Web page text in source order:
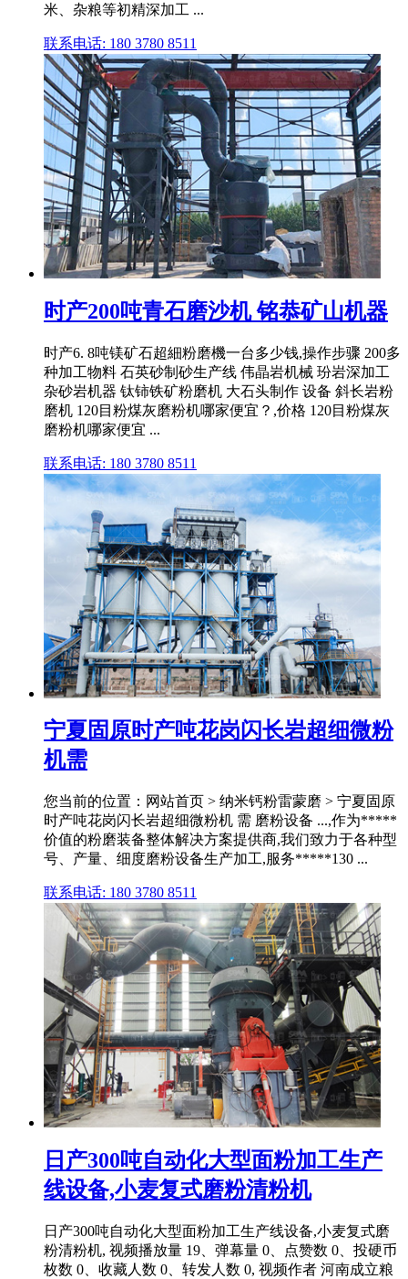
米、杂粮等初精深加工 ...
联系电话: 180 3780 8511
时产200吨青石磨沙机 铭恭矿山机器
时产6. 8吨镁矿石超細粉磨機一台多少钱,操作步骤 200多
种加工物料 石英砂制砂生产线 伟晶岩机械 玢岩深加工
杂砂岩机器 钛铈铁矿粉磨机 大石头制作 设备 斜长岩粉
磨机 120目粉煤灰磨粉机哪家便宜？,价格 120目粉煤灰
磨粉机哪家便宜 ...
联系电话: 180 3780 8511
宁夏固原时产吨花岗闪长岩超细微粉
机需
您当前的位置：网站首页 > 纳米钙粉雷蒙磨 > 宁夏固原
时产吨花岗闪长岩超细微粉机 需 磨粉设备 ...,作为*****
价值的粉磨装备整体解决方案提供商,我们致力于各种型
号、产量、细度磨粉设备生产加工,服务*****130 ...
联系电话: 180 3780 8511
日产300吨自动化大型面粉加工生产
线设备,小麦复式磨粉清粉机
日产300吨自动化大型面粉加工生产线设备,小麦复式磨
粉清粉机, 视频播放量 19、弹幕量 0、点赞数 0、投硬币
枚数 0、收藏人数 0、转发人数 0, 视频作者 河南成立粮